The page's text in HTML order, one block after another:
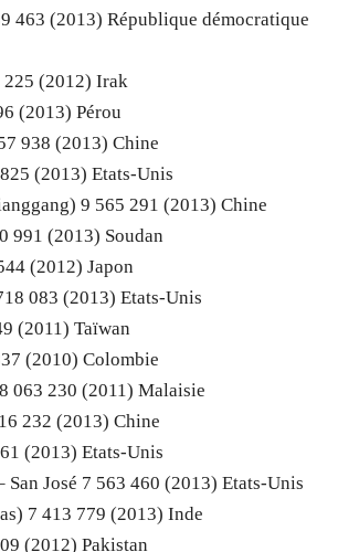
463 (2013) République démocratique
225 (2012) Irak
(2013) Pérou
938 (2013) Chine
(2013) Etats-Unis
9 565 291 (2013) Chine
991 (2013) Soudan
(2012) Japon
083 (2013) Etats-Unis
(2011) Taïwan
(2010) Colombie
063 230 (2011) Malaisie
232 (2013) Chine
(2013) Etats-Unis
San José 7 563 460 (2013) Etats-Unis
7 413 779 (2013) Inde
(2012) Pakistan